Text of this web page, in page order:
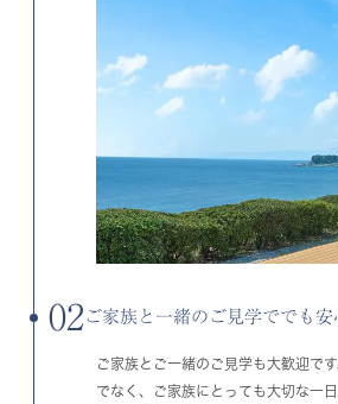
02 ご家族と一緒のご見学ででも安
ご家族とご一緒のご見学も大歓迎で
でなく、ご家族にとっても大切な一